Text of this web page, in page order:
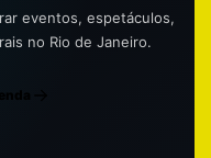
eventos, espetáculos,
no Rio de Janeiro.